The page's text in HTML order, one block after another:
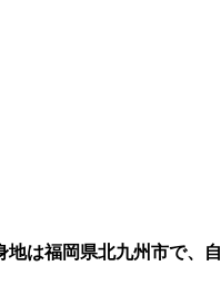
地は福岡県北九州市で、自